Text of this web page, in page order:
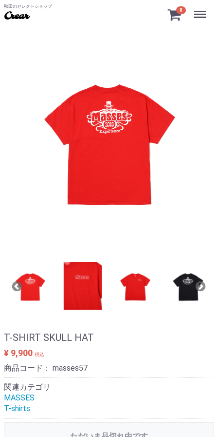
秋田のセレクトショップ
Crear
0 Menu
T-SHIRT SKULL HAT
¥ 9,900 税込
商品コード： masses57
関連カテゴリ
MASSES
T-shirts